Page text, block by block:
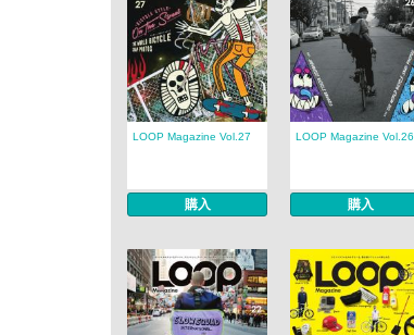
LOOP Magazine Vol.27
購入
LOOP Magazine Vol.26
購入